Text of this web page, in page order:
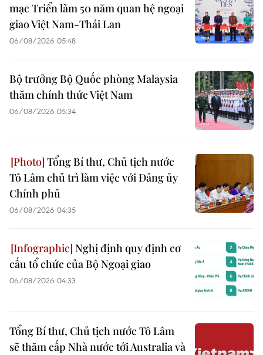
mạc Triển lãm 50 năm quan hệ ngoại
giao Việt Nam-Thái Lan
06/08/2026 05:48
Bộ trưởng Bộ Quốc phòng Malaysia
thăm chính thức Việt Nam
06/08/2026 05:34
Tổng Bí thư, Chủ tịch nước
Tô Lâm chủ trì làm việc với Đảng ủy
Chính phủ
06/08/2026 04:35
Nghị định quy định cơ
cấu tổ chức của Bộ Ngoại giao
06/08/2026 04:33
Tổng Bí thư, Chủ tịch nước Tô Lâm
sẽ thăm cấp Nhà nước tới Australia và